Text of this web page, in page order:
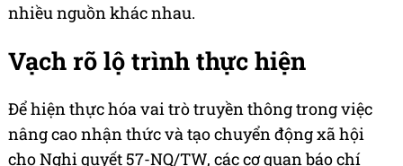
nhiều nguồn khác nhau.
Vạch rõ lộ trình thực hiện
Để hiện thực hóa vai trò truyền thông trong việc
nâng cao nhận thức và tạo chuyển động xã hội
cho Nghị quyết 57-NQ/TW, các cơ quan báo chí